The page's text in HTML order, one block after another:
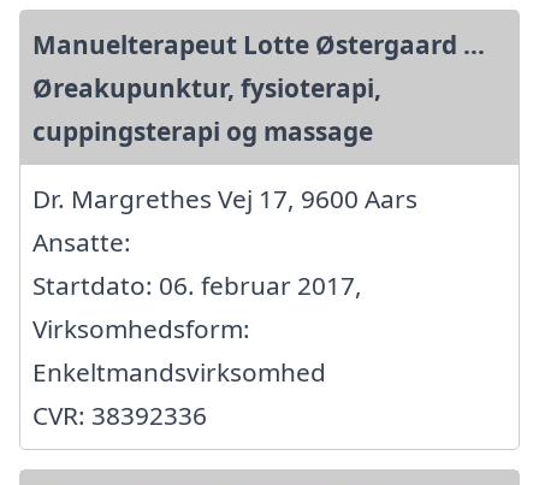
Manuelterapeut Lotte Østergaard ...
Øreakupunktur, fysioterapi,
cuppingsterapi og massage
Dr. Margrethes Vej 17, 9600 Aars
Ansatte:
Startdato: 06. februar 2017,
Virksomhedsform:
Enkeltmandsvirksomhed
CVR: 38392336